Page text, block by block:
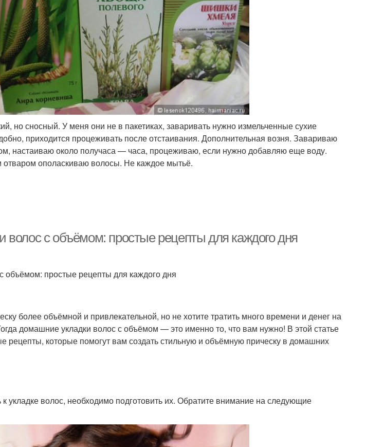
но сносный. У меня они не в пакетиках, заваривать нужно измельченные сухие
приходится процеживать после отстаивания. Дополнительная возня. Завариваю
настаиваю около получаса — часа, процеживаю, если нужно добавляю еще воду.
ополаскиваю волосы. Не каждое мытьё.
волос с объёмом: простые рецепты для каждого дня
объёмом: простые рецепты для каждого дня
более объёмной и привлекательной, но не хотите тратить много времени и денег на
домашние укладки волос с объёмом — это именно то, что вам нужно! В этой статье
рецепты, которые помогут вам создать стильную и объёмную прическу в домашних
к укладке волос, необходимо подготовить их. Обратите внимание на следующие